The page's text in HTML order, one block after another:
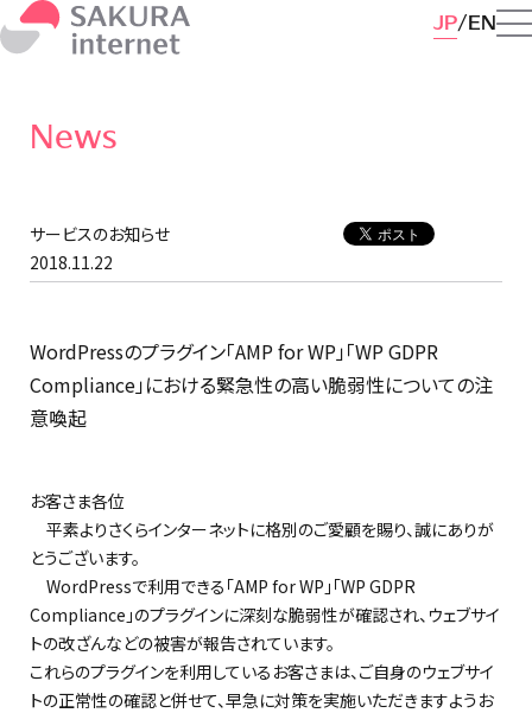
JP EN
News
サービスのお知らせ
2018.11.22
WordPressのプラグイン「AMP for WP」「WP GDPR
Compliance」における緊急性の高い脆弱性についての注
意喚起
お客さま各位
平素よりさくらインターネットに格別のご愛顧を賜り、誠にありが
とうございます。
WordPressで利用できる「AMP for WP」「WP GDPR
Compliance」のプラグインに深刻な脆弱性が確認され、ウェブサイ
トの改ざんなどの被害が報告されています。
これらのプラグインを利用しているお客さまは、ご自身のウェブサイ
トの正常性の確認と併せて、早急に対策を実施いただきますようお